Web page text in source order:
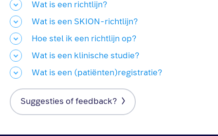
Wat is een richtlijn?
Wat is een SKION-richtlijn?
Hoe stel ik een richtlijn op?
Wat is een klinische studie?
Wat is een (patiënten)registratie?
Suggesties of feedback?